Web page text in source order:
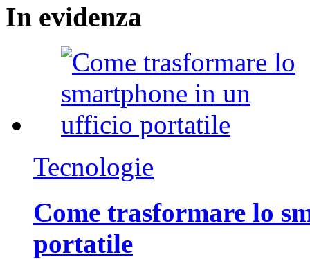
In evidenza
Tecnologie
Come trasformare lo
portatile